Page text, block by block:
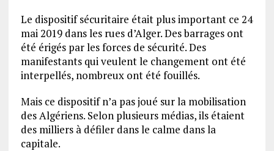
Le dispositif sécuritaire était plus important ce 24
mai 2019 dans les rues d’Alger. Des barrages ont
été érigés par les forces de sécurité. Des
manifestants qui veulent le changement ont été
interpellés, nombreux ont été fouillés.
Mais ce dispositif n’a pas joué sur la mobilisation
des Algériens. Selon plusieurs médias, ils étaient
des milliers à défiler dans le calme dans la
capitale.